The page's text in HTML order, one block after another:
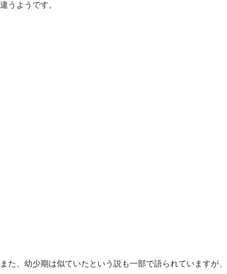
違うようです。
また、幼少期は似ていたという説も一部で語られていますが、